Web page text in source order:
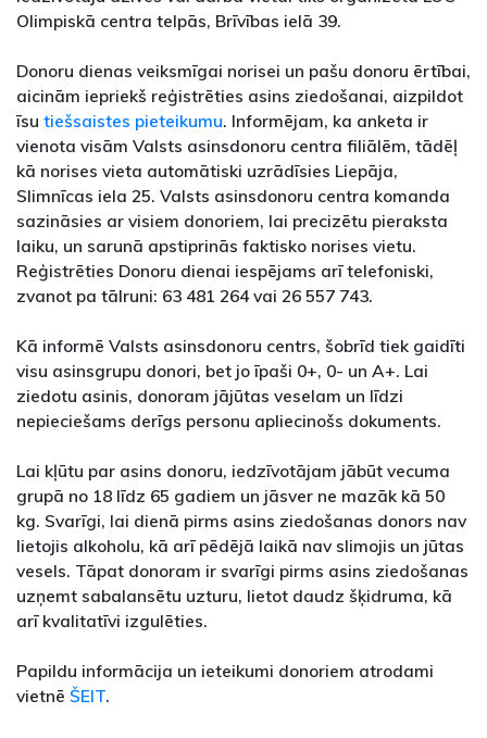
Olimpiskā centra telpās, Brīvības ielā 39.
Donoru dienas veiksmīgai norisei un pašu donoru ērtībai,
aicinām iepriekš reģistrēties asins ziedošanai, aizpildot
īsu tiešsaistes pieteikumu. Informējam, ka anketa ir
vienota visām Valsts asinsdonoru centra filiālēm, tādēļ
kā norises vieta automātiski uzrādīsies Liepāja,
Slimnīcas iela 25. Valsts asinsdonoru centra komanda
sazināsies ar visiem donoriem, lai precizētu pieraksta
laiku, un sarunā apstiprinās faktisko norises vietu.
Reģistrēties Donoru dienai iespējams arī telefoniski,
zvanot pa tālruni: 63 481 264 vai 26 557 743.
Kā informē Valsts asinsdonoru centrs, šobrīd tiek gaidīti
visu asinsgrupu donori, bet jo īpaši 0+, 0- un A+. Lai
ziedotu asinis, donoram jājūtas veselam un līdzi
nepieciešams derīgs personu apliecinošs dokuments.
Lai kļūtu par asins donoru, iedzīvotājam jābūt vecuma
grupā no 18 līdz 65 gadiem un jāsver ne mazāk kā 50
kg. Svarīgi, lai dienā pirms asins ziedošanas donors nav
lietojis alkoholu, kā arī pēdējā laikā nav slimojis un jūtas
vesels. Tāpat donoram ir svarīgi pirms asins ziedošanas
uzņemt sabalansētu uzturu, lietot daudz šķidruma, kā
arī kvalitatīvi izgulēties.
Papildu informācija un ieteikumi donoriem atrodami
vietnē ŠEIT.